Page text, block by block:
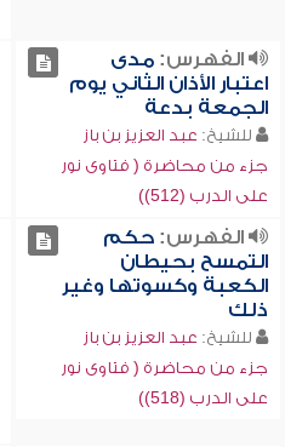
الفهرس:مدى
اعتبار الأذان الثاني يوم
الجمعة بدعة
للشيخ: عبد العزيز بن باز
جزء من محاضرة ( فتاوى نور
على الدرب (512))
الفهرس:حكم
التمسح بحيطان
الكعبة وكسوتها وغير
ذلك
للشيخ: عبد العزيز بن باز
جزء من محاضرة ( فتاوى نور
على الدرب (518))